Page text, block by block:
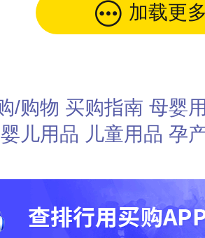
加载更
/购物 买购指南 母婴
婴儿用品 儿童用品 孕